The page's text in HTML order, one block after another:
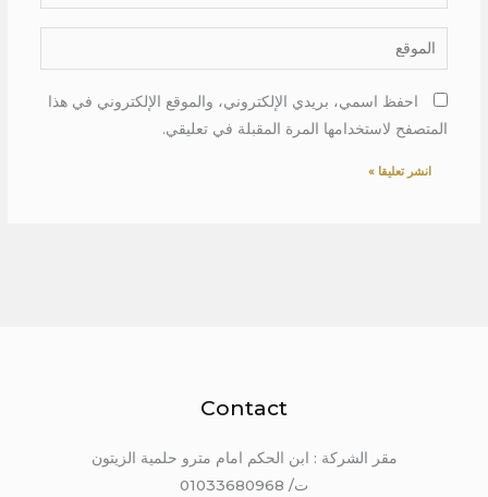
الموقع
احفظ اسمي، بريدي الإلكتروني، والموقع الإلكتروني في هذا
المتصفح لاستخدامها المرة المقبلة في تعليقي.
Contact
مقر الشركة : ابن الحكم امام مترو حلمية الزيتون
ت/ 01033680968